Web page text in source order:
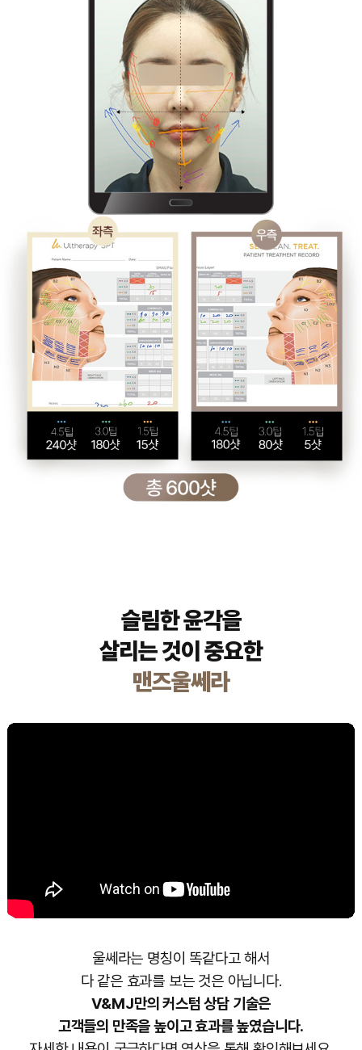
슬림한 윤각을
살리는 것이 중요한
맨즈울쎄라
울쎄라는 명칭이 똑같다고 해서
다 같은 효과를 보는 것은 아닙니다.
V&MJ만의 커스텀 상담 기술은
고객들의 만족을 높이고 효과를 높였습니다.